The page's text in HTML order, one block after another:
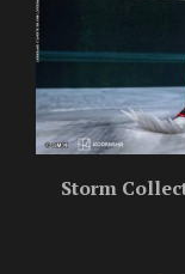
Storm